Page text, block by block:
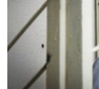
СПЕЦПРОЕКТИ
ДЕПОРТАЦІЯ
ВІДЕОУРОКИ
СВІДЧЕННЯ ОКУПАЦІЇ
ЯК ОБІЙТИ
Русский
Qırımtatar